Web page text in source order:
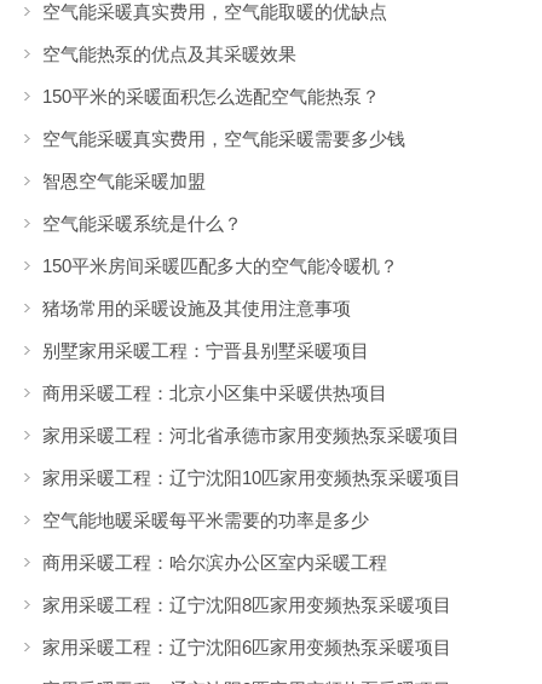
空气能采暖真实费用，空气能取暖的优缺点
空气能热泵的优点及其采暖效果
150平米的采暖面积怎么选配空气能热泵？
空气能采暖真实费用，空气能采暖需要多少钱
智恩空气能采暖加盟
空气能采暖系统是什么？
150平米房间采暖匹配多大的空气能冷暖机？
猪场常用的采暖设施及其使用注意事项
别墅家用采暖工程：宁晋县别墅采暖项目
商用采暖工程：北京小区集中采暖供热项目
家用采暖工程：河北省承德市家用变频热泵采暖项目
家用采暖工程：辽宁沈阳10匹家用变频热泵采暖项目
空气能地暖采暖每平米需要的功率是多少
商用采暖工程：哈尔滨办公区室内采暖工程
家用采暖工程：辽宁沈阳8匹家用变频热泵采暖项目
家用采暖工程：辽宁沈阳6匹家用变频热泵采暖项目